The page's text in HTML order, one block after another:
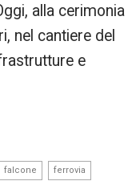
alla cerimonia
nel cantiere del
e
falcone ferrovia